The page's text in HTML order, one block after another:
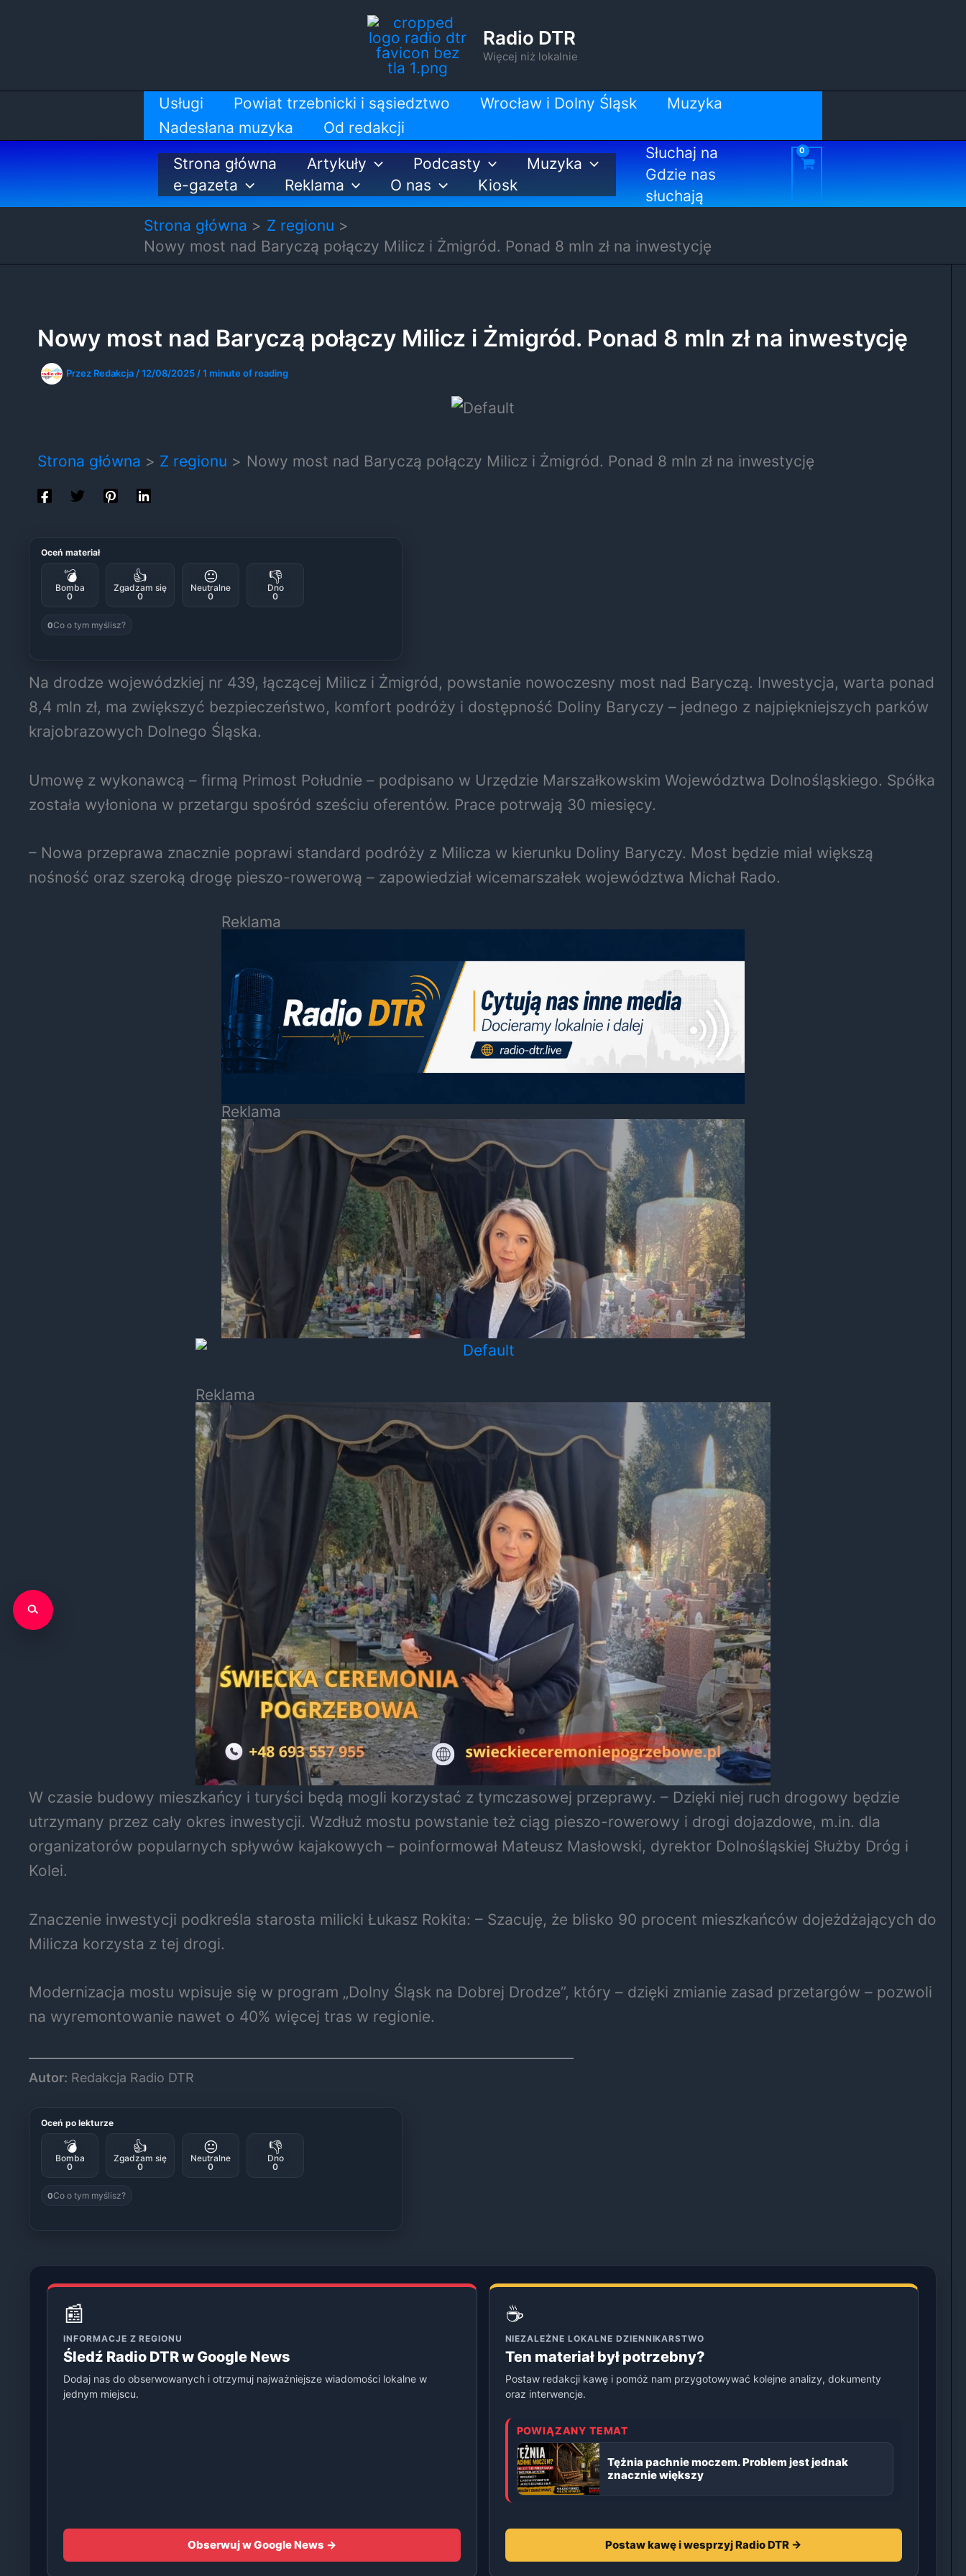
Radio DTR
Więcej niż lokalnie
Usługi Powiat trzebnicki i sąsiedztwo Wrocław i Dolny Śląsk
Muzyka
Nadesłana muzyka
Od redakcji
Strona główna
Artykuły Podcasty
Muzyka
e-gazeta
Reklama O nas Kiosk
Słuchaj na
Gdzie nas
słuchają
Strona główna
Z regionu
Nowy most nad Baryczą połączy Milicz i Żmigród. Ponad 8 mln zł na inwestycję
Nowy most nad Baryczą połączy Milicz i Żmigród. Ponad 8 mln zł na inwestycję
Przez Redakcja /12/08/2025 /1 minute of reading
Strona główna Z regionu Nowy most nad Baryczą połączy Milicz i Żmigród. Ponad 8 mln zł na inwestycję
Oceń materiał
💣
Bomba
0
👍
Zgadzam się
0
😐
Neutralne
0
👎
Dno
0
0Co o tym myślisz?
Na drodze wojewódzkiej nr 439, łączącej Milicz i Żmigród, powstanie nowoczesny most nad Baryczą. Inwestycja, warta ponad
8,4 mln zł, ma zwiększyć bezpieczeństwo, komfort podróży i dostępność Doliny Baryczy – jednego z najpiękniejszych parków
krajobrazowych Dolnego Śląska.
Umowę z wykonawcą – firmą Primost Południe – podpisano w Urzędzie Marszałkowskim Województwa Dolnośląskiego. Spółka
została wyłoniona w przetargu spośród sześciu oferentów. Prace potrwają 30 miesięcy.
– Nowa przeprawa znacznie poprawi standard podróży z Milicza w kierunku Doliny Baryczy. Most będzie miał większą
nośność oraz szeroką drogę pieszo-rowerową – zapowiedział wicemarszałek województwa Michał Rado.
Reklama
Reklama
Reklama
W czasie budowy mieszkańcy i turyści będą mogli korzystać z tymczasowej przeprawy. – Dzięki niej ruch drogowy będzie
utrzymany przez cały okres inwestycji. Wzdłuż mostu powstanie też ciąg pieszo-rowerowy i drogi dojazdowe, m.in. dla
organizatorów popularnych spływów kajakowych – poinformował Mateusz Masłowski, dyrektor Dolnośląskiej Służby Dróg i
Kolei.
Znaczenie inwestycji podkreśla starosta milicki Łukasz Rokita: – Szacuję, że blisko 90 procent mieszkańców dojeżdżających do
Milicza korzysta z tej drogi.
Modernizacja mostu wpisuje się w program „Dolny Śląsk na Dobrej Drodze”, który – dzięki zmianie zasad przetargów – pozwoli
na wyremontowanie nawet o 40% więcej tras w regionie.
Autor: Redakcja Radio DTR
Oceń po lekturze
💣
Bomba
0
👍
Zgadzam się
0
😐
Neutralne
0
👎
Dno
0
0Co o tym myślisz?
📰
INFORMACJE Z REGIONU
Śledź Radio DTR w Google News
Dodaj nas do obserwowanych i otrzymuj najważniejsze wiadomości lokalne w
jednym miejscu.
Obserwuj w Google News →
☕
NIEZALEŻNE LOKALNE DZIENNIKARSTWO
Ten materiał był potrzebny?
Postaw redakcji kawę i pomóż nam przygotowywać kolejne analizy, dokumenty
oraz interwencje.
POWIĄZANY TEMAT
Tężnia pachnie moczem. Problem jest jednak
znacznie większy
Postaw kawę i wesprzyj Radio DTR →